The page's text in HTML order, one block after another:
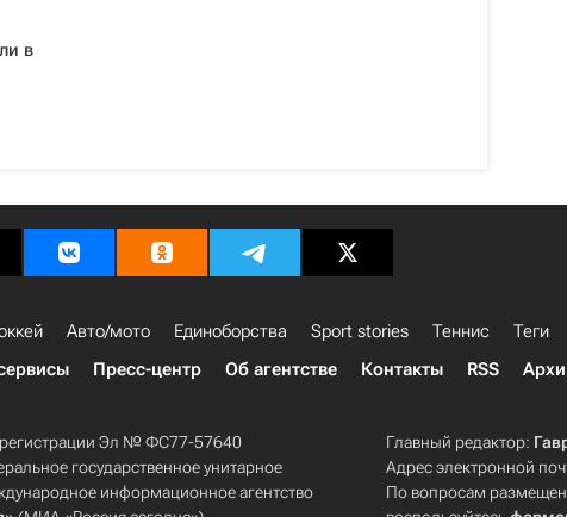
в
Авто/мото Единоборства Sport stories Теннис Теги
Пресс-центр Об агентстве Контакты RSS
регистрации Эл № ФС77-57640
государственное унитарное
информационное агентство
Главный редактор:
Адрес электронной
По вопросам